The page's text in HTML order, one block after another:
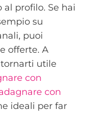
profilo. Se hai
su
puoi
offerte. A
utile
con
con
ideali per far